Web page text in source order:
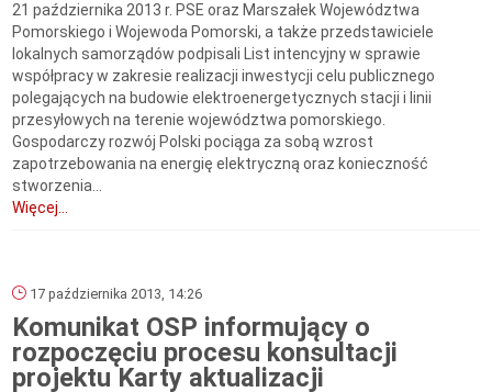
21 października 2013 r. PSE oraz Marszałek Województwa
Pomorskiego i Wojewoda Pomorski, a także przedstawiciele
lokalnych samorządów podpisali List intencyjny w sprawie
współpracy w zakresie realizacji inwestycji celu publicznego
polegających na budowie elektroenergetycznych stacji i linii
przesyłowych na terenie województwa pomorskiego.
Gospodarczy rozwój Polski pociąga za sobą wzrost
zapotrzebowania na energię elektryczną oraz konieczność
stworzenia...
Więcej...
17 października 2013, 14:26
Komunikat OSP informujący o
rozpoczęciu procesu konsultacji
projektu Karty aktualizacji